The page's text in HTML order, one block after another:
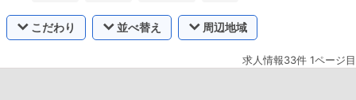
こだわり 並べ替え 周辺地域
求人情報33件 1ページ目